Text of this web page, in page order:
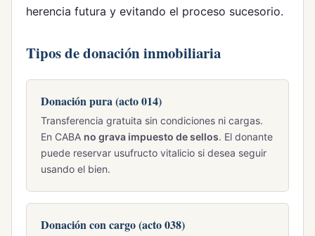
herencia futura y evitando el proceso sucesorio.
Tipos de donación inmobiliaria
Donación pura (acto 014)
Transferencia gratuita sin condiciones ni cargas.
En CABA no grava impuesto de sellos. El donante
puede reservar usufructo vitalicio si desea seguir
usando el bien.
Donación con cargo (acto 038)